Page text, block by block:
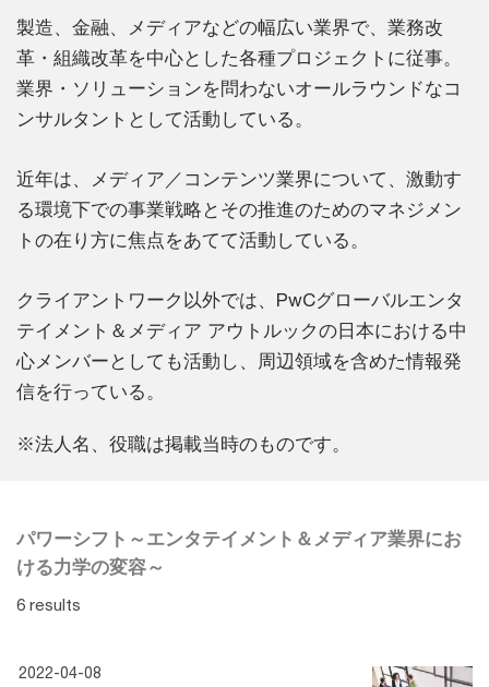
製造、金融、メディアなどの幅広い業界で、業務改
革・組織改革を中心とした各種プロジェクトに従事。
業界・ソリューションを問わないオールラウンドなコ
ンサルタントとして活動している。
近年は、メディア／コンテンツ業界について、激動す
る環境下での事業戦略とその推進のためのマネジメン
トの在り方に焦点をあてて活動している。
クライアントワーク以外では、PwCグローバルエンタ
テイメント＆メディア アウトルックの日本における中
心メンバーとしても活動し、周辺領域を含めた情報発
信を行っている。
※法人名、役職は掲載当時のものです。
パワーシフト～エンタテイメント＆メディア業界にお
ける力学の変容～
6 results
2022-04-08